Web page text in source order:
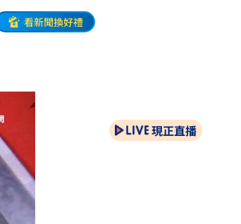
看新聞換好禮
現正直播